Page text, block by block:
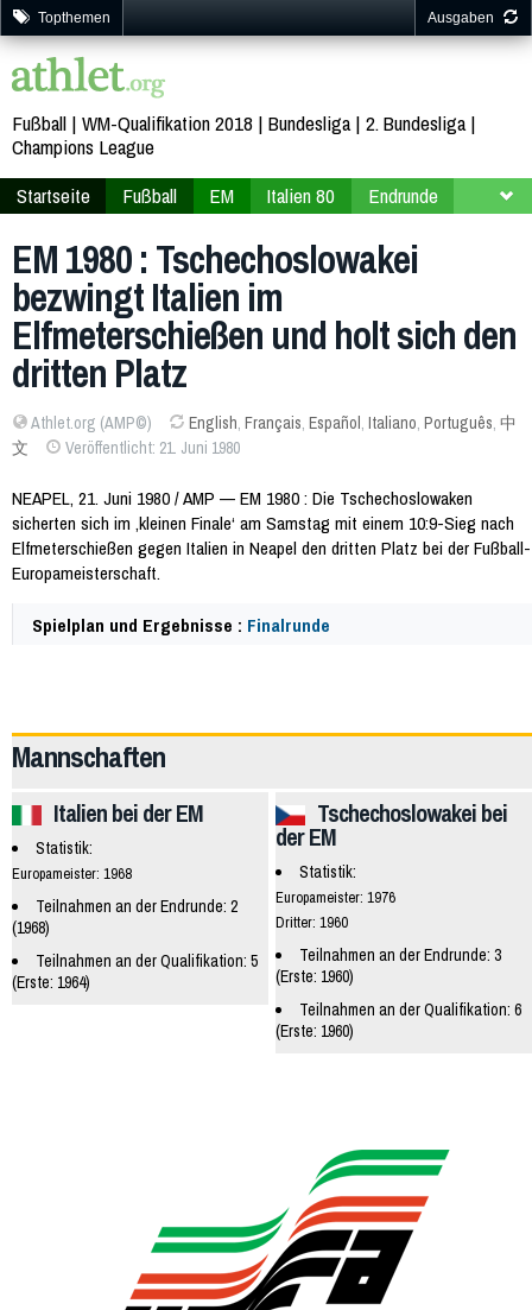
Topthemen Ausgaben
Fußball WM-Qualifikation 2018 Bundesliga 2. Bundesliga
Champions League
Startseite
Fußball EM Italien 80
Endrunde
EM 1980 : Tschechoslowakei
bezwingt Italien im
Elfmeterschießen und holt sich den
dritten Platz
Athlet.org (AMP©) English, Français, Español, Italiano, Português, 中
文
Veröffentlicht: 21. Juni 1980
NEAPEL, 21. Juni 1980 / AMP — EM 1980 : Die Tschechoslowaken
sicherten sich im ‚kleinen Finale‘ am Samstag mit einem 10:9-Sieg nach
Elfmeterschießen gegen Italien in Neapel den dritten Platz bei der Fußball-
Europameisterschaft.
Spielplan und Ergebnisse : Finalrunde
Mannschaften
Tschechoslowakei bei
der EM
Statistik:
Europameister: 1976
Dritter: 1960
Teilnahmen an der Endrunde: 3
(Erste: 1960)
Teilnahmen an der Qualifikation: 6
(Erste: 1960)
Italien bei der EM
Statistik:
Europameister: 1968
Teilnahmen an der Endrunde: 2
(1968)
Teilnahmen an der Qualifikation: 5
(Erste: 1964)